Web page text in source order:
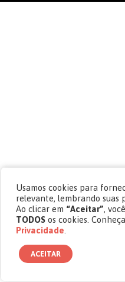
Usamos cookies para
relevante, lembrando suas
Ao clicar em “Aceitar”,
TODOS os cookies.
Privacidade
ACEITAR